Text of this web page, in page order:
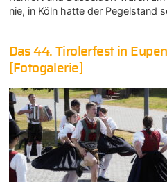
nie, in Köln hatte der Pegelstand
Das 44. Tirolerfest in
[Fotogalerie]